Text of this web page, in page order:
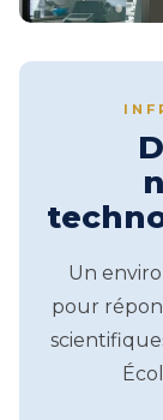
Un
pour